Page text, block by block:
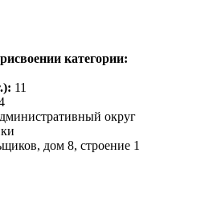
категории:
11
округ
дом 8, строение 1